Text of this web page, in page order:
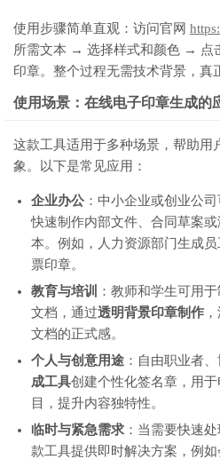
使用步骤简单直观：访问官网
所需文本 → 选择样式和颜色 → 点
印章。整个过程无需技术背景，真
使用场景：在线电子印章生成的
这款工具适用于多种场景，帮助用
象。以下是常见应用：
企业办公 ：中小企业或创业公司
快速制作内部文件、合同草案
本。例如，人力资源部门生成
票印章。
教育与培训
：教师和学生可用
文档，通过透明背景印章制作
文档的正式感。
个人与创意用途 ：自由职业者
成工具创建个性化签名章，用
目，提升内容独特性。
临时与紧急需求 ：当需要快速
款工具提供即时解决方案，例如